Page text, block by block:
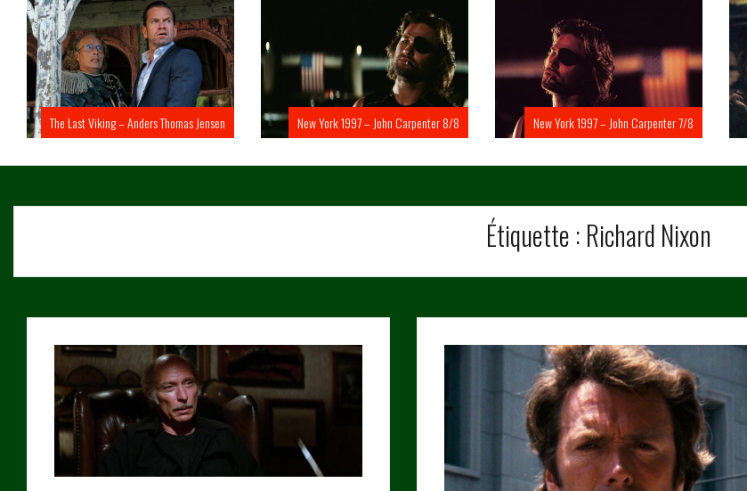
The Last Viking – Anders Thomas Jensen New York 1997 – John Carpenter 8/8 New York 1997 – John Carpenter 7/8
Étiquette : Richard Nixon